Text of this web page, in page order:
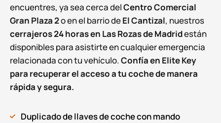
encuentres, ya sea cerca delCentro Comercial
Gran Plaza 2o en el barrio deEl Cantizal, nuestros
cerrajeros 24 horas en Las Rozas de Madridestán
disponibles para asistirte en cualquier emergencia
relacionada con tu vehículo.Confía en Elite Key
para recuperar el acceso a tu coche de manera
rápida y segura.
Duplicado de llaves de coche con mando